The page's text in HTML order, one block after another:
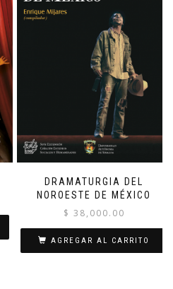
DRAMATURGIA DEL
NOROESTE DE MÉXICO
$ 38,000.00
AGREGAR AL CARRITO